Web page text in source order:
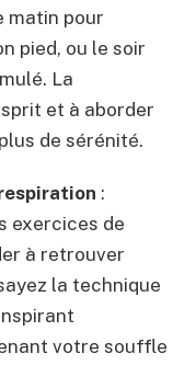
matin pour
pied, ou le soir
La
et à aborder
de sérénité.
:
exercices de
à retrouver
la technique
votre souffle